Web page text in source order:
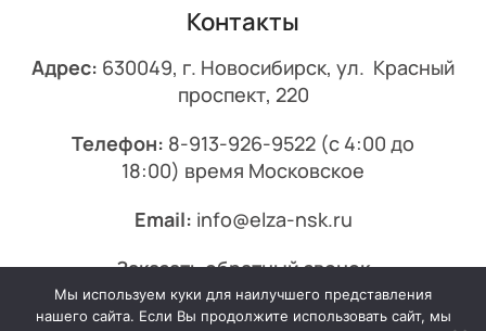
Контакты
Адрес: 630049, г. Новосибирск, ул. Красный
проспект, 220
Телефон: 8-913-926-9522 (с 4:00 до
18:00) время Московское
Email: info@elza-nsk.ru
Заказать обратный звонок
© 2013-2026 Эльза.
Мы используем куки для наилучшего представления
нашего сайта. Если Вы продолжите использовать сайт, мы